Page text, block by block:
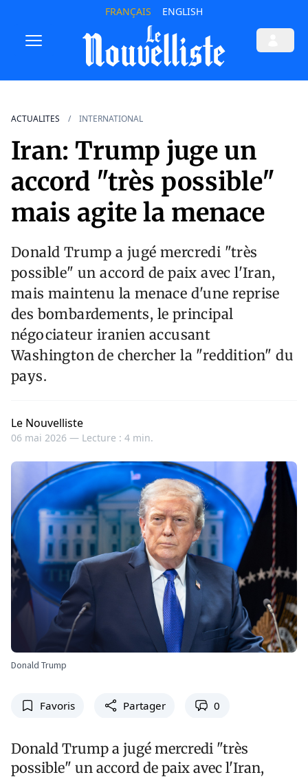
FRANÇAIS ENGLISH
ACTUALITES INTERNATIONAL
Iran: Trump juge un
accord "très possible"
mais agite la menace
Donald Trump a jugé mercredi "très
possible" un accord de paix avec l'Iran,
mais maintenu la menace d'une reprise
des bombardements, le principal
négociateur iranien accusant
Washington de chercher la "reddition" du
pays.
Le Nouvelliste
06 mai 2026 — Lecture : 4 min.
Donald Trump
Favoris Partager 0
Donald Trump a jugé mercredi "très
possible" un accord de paix avec l'Iran,